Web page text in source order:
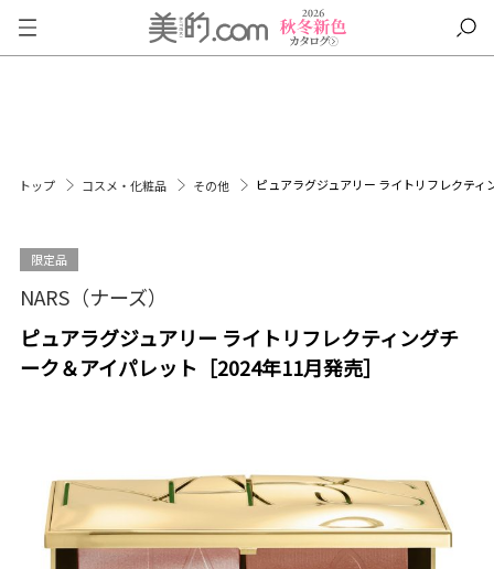
トップ コスメ・化粧品 その他 ピュアラグジュアリー ライトリフレクテ
限定品
NARS（ナーズ）
ピュアラグジュアリー ライトリフレクティングチ
ーク＆アイパレット［2024年11月発売］